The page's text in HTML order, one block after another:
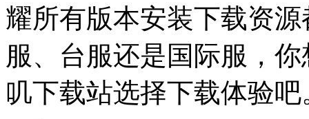
耀所有版本安装下载资
服、台服还是国际服，
叽下载站选择下载体验吧